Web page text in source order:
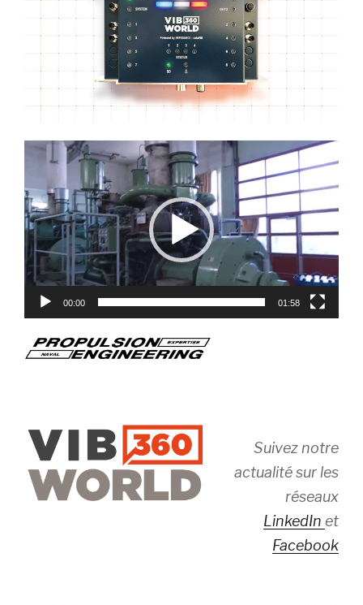
Lecteur
00:00 01:58
Suivez notre
actualité sur les
réseaux
LinkedIn et
Facebook